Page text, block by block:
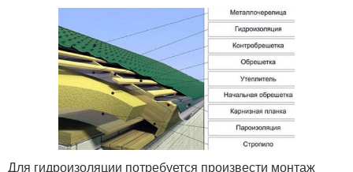
Для гидроизоляции потребуется произвести монтаж